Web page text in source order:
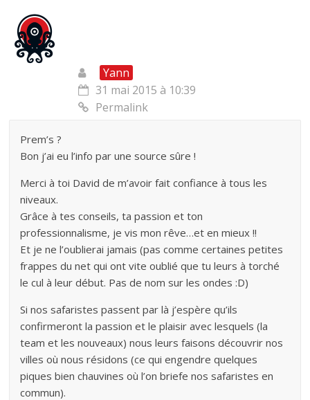
Yann
31 mai 2015 à 10:39
Permalink
Prem’s ?
Bon j’ai eu l’info par une source sûre !
Merci à toi David de m’avoir fait confiance à tous les
niveaux.
Grâce à tes conseils, ta passion et ton
professionnalisme, je vis mon rêve…et en mieux !!
Et je ne l’oublierai jamais (pas comme certaines petites
frappes du net qui ont vite oublié que tu leurs à torché
le cul à leur début. Pas de nom sur les ondes :D)
Si nos safaristes passent par là j’espère qu’ils
confirmeront la passion et le plaisir avec lesquels (la
team et les nouveaux) nous leurs faisons découvrir nos
villes où nous résidons (ce qui engendre quelques
piques bien chauvines où l’on briefe nos safaristes en
commun).